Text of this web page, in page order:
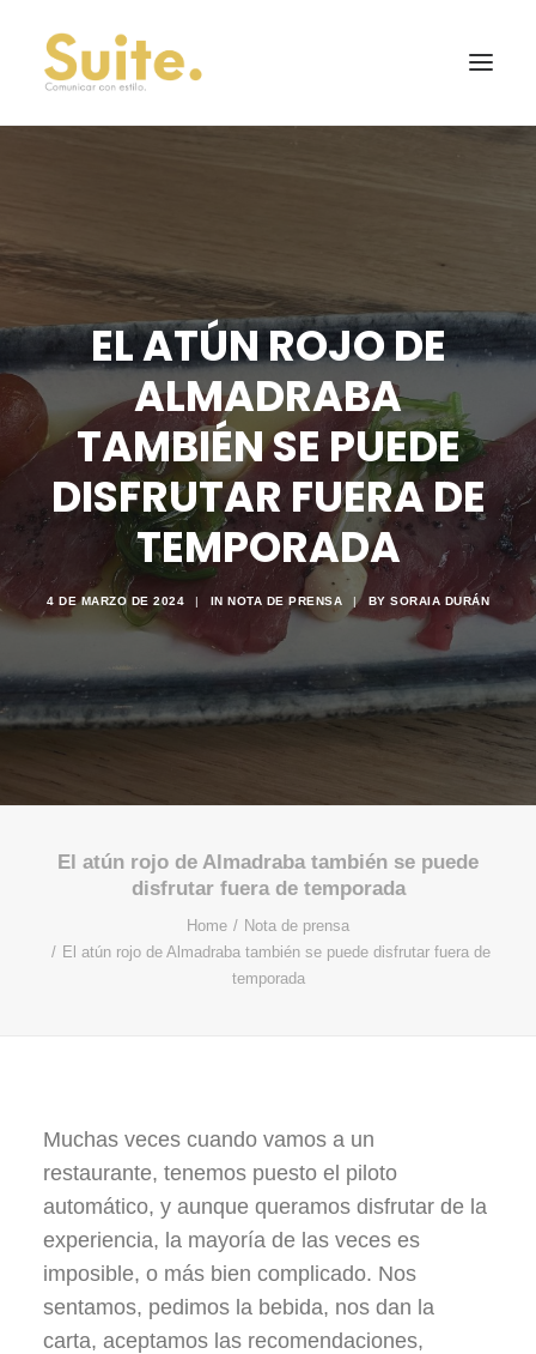
EL ATÚN ROJO DE
ALMADRABA
TAMBIÉN SE PUEDE
DISFRUTAR FUERA DE
TEMPORADA
4 DE MARZO DE 2024 | IN NOTA DE PRENSA | BY SORAIA DURÁN
El atún rojo de Almadraba también se puede
disfrutar fuera de temporada
Home
Nota de prensa
El atún rojo de Almadraba también se puede disfrutar fuera de
temporada
Muchas veces cuando vamos a un
restaurante, tenemos puesto el piloto
automático, y aunque queramos disfrutar de la
experiencia, la mayoría de las veces es
imposible, o más bien complicado. Nos
sentamos, pedimos la bebida, nos dan la
carta, aceptamos las recomendaciones,